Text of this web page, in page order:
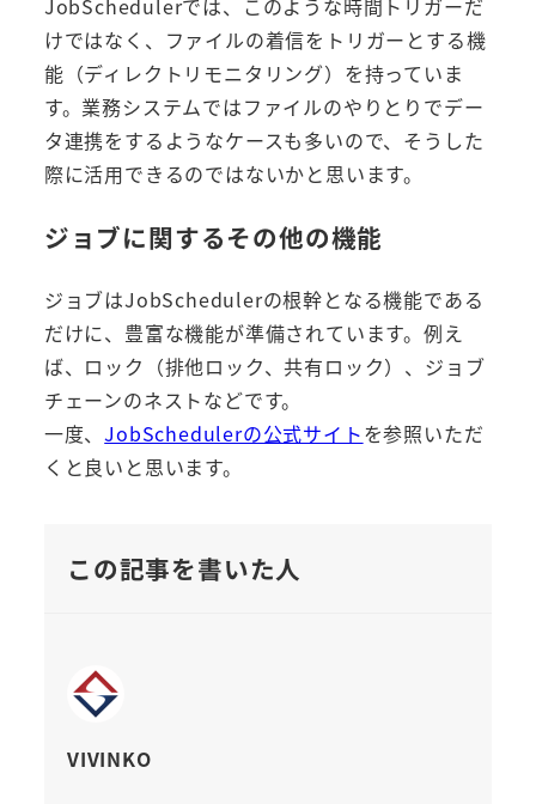
JobSchedulerでは、このような時間トリガーだ
けではなく、ファイルの着信をトリガーとする機
能（ディレクトリモニタリング）を持っていま
す。業務システムではファイルのやりとりでデー
タ連携をするようなケースも多いので、そうした
際に活用できるのではないかと思います。
ジョブに関するその他の機能
ジョブはJobSchedulerの根幹となる機能である
だけに、豊富な機能が準備されています。例え
ば、ロック（排他ロック、共有ロック）、ジョブ
チェーンのネストなどです。
一度、JobSchedulerの公式サイトを参照いただ
くと良いと思います。
この記事を書いた人
VIVINKO